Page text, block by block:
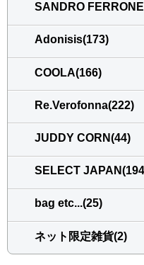
SANDRO
Adonisis(173)
COOLA(166)
Re.Verofonna(222)
JUDDY CORN(44)
SELECT
bag etc...(25)
ネット限定雑貨(2)